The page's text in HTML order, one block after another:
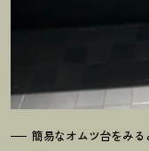
簡易なオムツ台をみ